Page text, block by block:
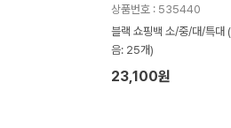
상품번호 : 535440
블랙 쇼핑백 소/중/대/특대
음: 25개)
23,100원